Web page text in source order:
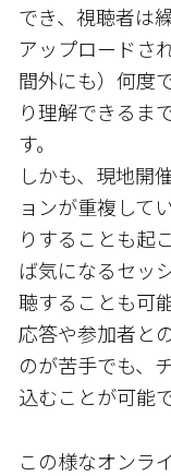
でき、視聴者は
アップロードさ
間外にも）何度
り理解できるま
す。
しかも、現地開
ョンが重複して
りすることも起
ば気になるセッ
聴することも可
応答や参加者と
のが苦手でも、
込むことが可能で
この様なオンラ